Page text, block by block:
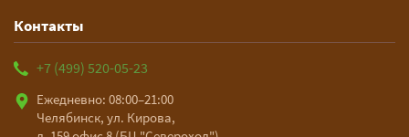
Контакты
+7 (499) 520-05-23
Ежедневно: 08:00–21:00
Челябинск, ул. Кирова,